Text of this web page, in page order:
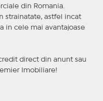
din Romania.
strainatate, astfel incat
in cele mai avantajoase
direct din anunt sau
Imobiliare!